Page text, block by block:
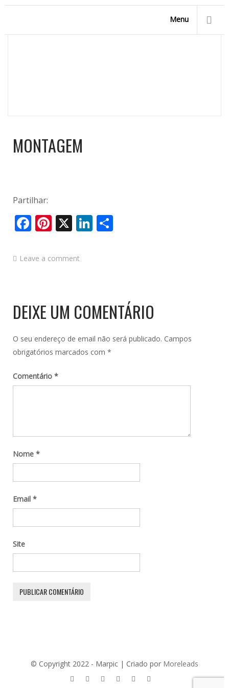
Menu
MONTAGEM
Partilhar:
Facebook
Pinterest
X LinkedIn
Leave a comment
DEIXE UM COMENTÁRIO
O seu endereço de email não será publicado. Campos
obrigatórios marcados com *
Comentário *
Nome *
Email *
Site
© Copyright 2022 - Marpic | Criado por Moreleads